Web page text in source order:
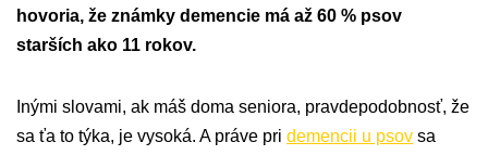
hovoria, že známky demencie má až 60 % psov
starších ako 11 rokov.
Inými slovami, ak máš doma seniora, pravdepodobnosť, že
sa ťa to týka, je vysoká. A práve pri demencii u psov sa